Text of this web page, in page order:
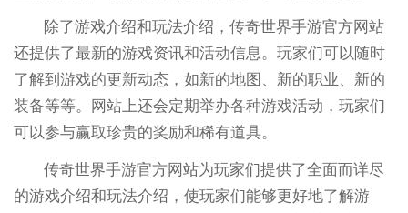
除了游戏介绍和玩法介绍，传奇世界手游官方网站
还提供了最新的游戏资讯和活动信息。玩家们可以随时
了解到游戏的更新动态，如新的地图、新的职业、新的
装备等等。网站上还会定期举办各种游戏活动，玩家们
可以参与赢取珍贵的奖励和稀有道具。
传奇世界手游官方网站为玩家们提供了全面而详尽
的游戏介绍和玩法介绍，使玩家们能够更好地了解游